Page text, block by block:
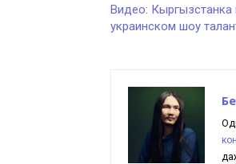
Видео: Кыргызстанка
украинском шоу